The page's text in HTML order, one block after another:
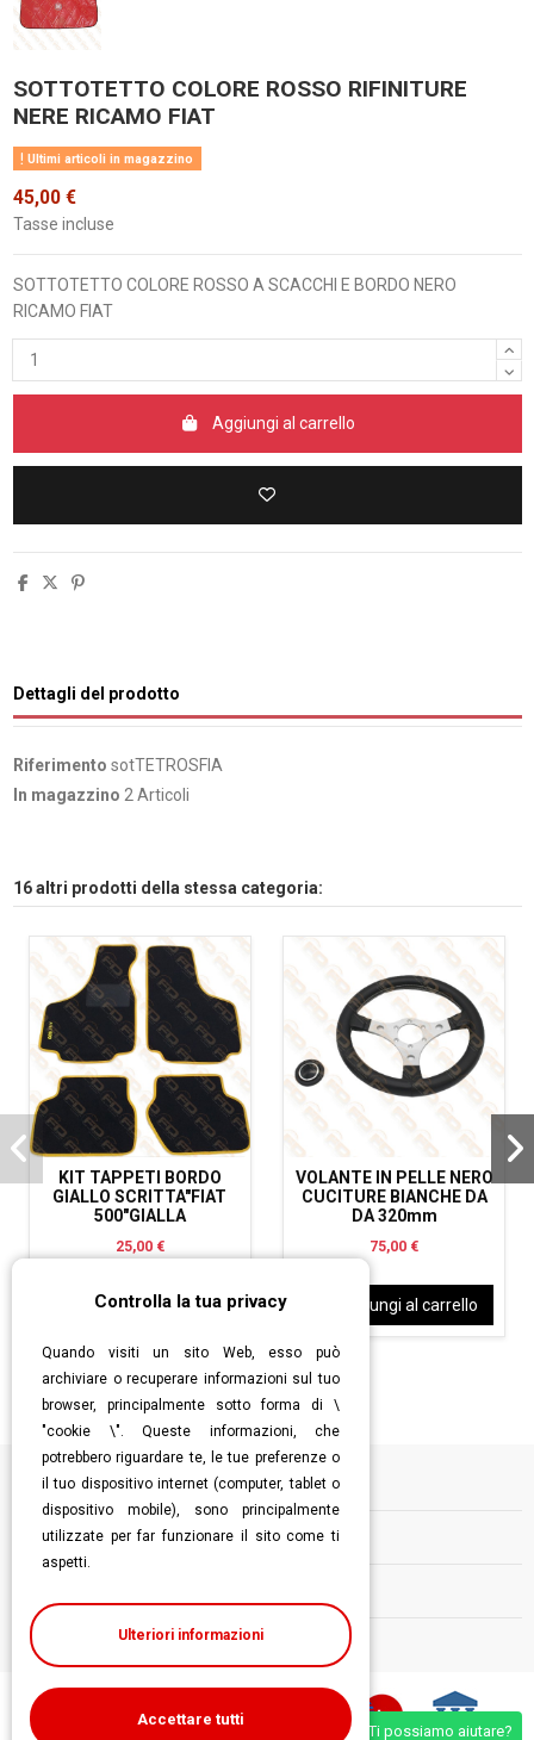
SOTTOTETTO COLORE ROSSO RIFINITURE
NERE RICAMO FIAT
Ultimi articoli in magazzino
45,00 €
Tasse incluse
SOTTOTETTO COLORE ROSSO A SCACCHI E BORDO NERO
RICAMO FIAT
Aggiungi al carrello
Dettagli del prodotto
Riferimento sotTETROSFIA
In magazzino 2 Articoli
16 altri prodotti della stessa categoria:
KIT TAPPETI BORDO
GIALLO SCRITTA"FIAT
500"GIALLA
25,00 €
Aggiungi al carrello
VOLANTE IN PELLE NERO
CUCITURE BIANCHE DA
DA 320mm
75,00 €
Aggiungi al carrello
Informazioni
Follow us
Ti possiamo aiutare?
Controlla la tua privacy
Quando visiti un sito Web, esso può
archiviare o recuperare informazioni sul tuo
browser, principalmente sotto forma di \
"cookie \". Queste informazioni, che
potrebbero riguardare te, le tue preferenze o
il tuo dispositivo internet (computer, tablet o
dispositivo mobile), sono principalmente
utilizzate per far funzionare il sito come ti
aspetti.
Ulteriori informazioni
Accettare tutti